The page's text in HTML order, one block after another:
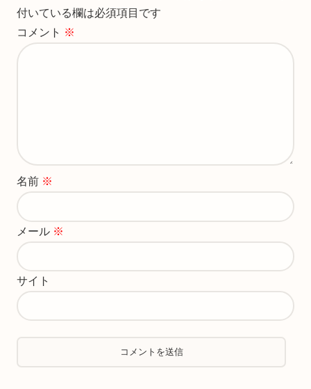
付いている欄は必須項目です
コメント ※
名前 ※
メール ※
サイト